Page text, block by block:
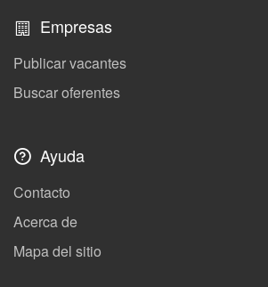
Empresas
Publicar vacantes
Buscar oferentes
Ayuda
Contacto
Acerca de
Mapa del sitio